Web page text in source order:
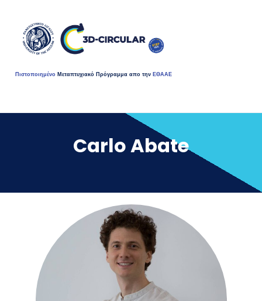
Πιστοποιημένο Μεταπτυχιακό Πρόγραμμα απο την ΕΘΑΑΕ
Carlo Abate